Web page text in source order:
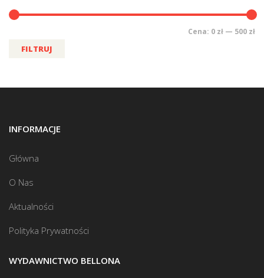
FILTRUJ
Cena: 0 zł — 500 zł
INFORMACJE
Główna
O Nas
Aktualności
Polityka Prywatności
WYDAWNICTWO BELLONA